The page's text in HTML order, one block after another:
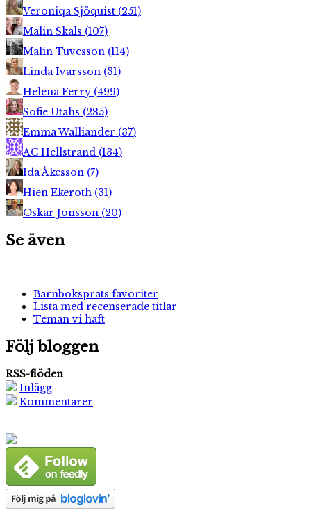
Veroniqa Sjöquist (251)
Malin Skals (107)
Malin Tuvesson (114)
Linda Ivarsson (31)
Helena Ferry (499)
Sofie Utahs (285)
Emma Walliander (37)
AC Hellstrand (134)
Ida Åkesson (7)
Hien Ekeroth (31)
Oskar Jonsson (20)
Se även
Barnboksprats favoriter
Lista med recenserade titlar
Teman vi haft
Följ bloggen
RSS-flöden
Inlägg
Kommentarer